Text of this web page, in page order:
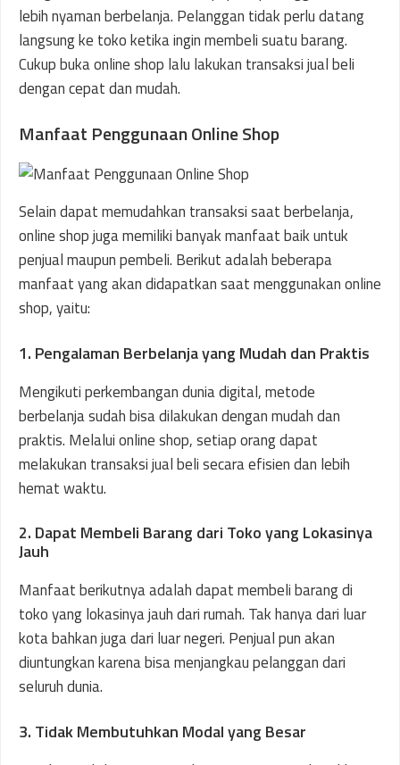
lebih nyaman berbelanja. Pelanggan tidak perlu datang
langsung ke toko ketika ingin membeli suatu barang.
Cukup buka online shop lalu lakukan transaksi jual beli
dengan cepat dan mudah.
Manfaat Penggunaan Online Shop
Selain dapat memudahkan transaksi saat berbelanja,
online shop juga memiliki banyak manfaat baik untuk
penjual maupun pembeli. Berikut adalah beberapa
manfaat yang akan didapatkan saat menggunakan online
shop, yaitu:
1. Pengalaman Berbelanja yang Mudah dan Praktis
Mengikuti perkembangan dunia digital, metode
berbelanja sudah bisa dilakukan dengan mudah dan
praktis. Melalui online shop, setiap orang dapat
melakukan transaksi jual beli secara efisien dan lebih
hemat waktu.
2. Dapat Membeli Barang dari Toko yang Lokasinya
Jauh
Manfaat berikutnya adalah dapat membeli barang di
toko yang lokasinya jauh dari rumah. Tak hanya dari luar
kota bahkan juga dari luar negeri. Penjual pun akan
diuntungkan karena bisa menjangkau pelanggan dari
seluruh dunia.
3. Tidak Membutuhkan Modal yang Besar